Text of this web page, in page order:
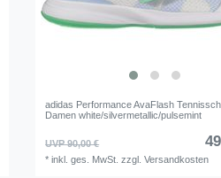
adidas Performance AvaFlash
Damen white/silvermetallic/pulsemint
UVP 90,00 €
*inkl. ges. MwSt. zzgl.Versandkosten